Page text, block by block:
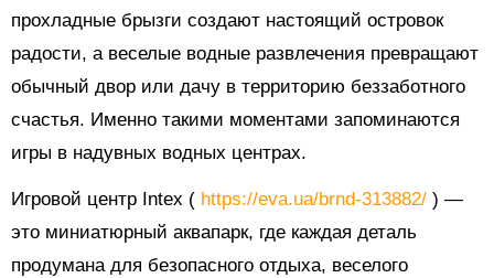
прохладные брызги создают настоящий островок
радости, а веселые водные развлечения превращают
обычный двор или дачу в территорию беззаботного
счастья. Именно такими моментами запоминаются
игры в надувных водных центрах.
Игровой центр Intex ( https://eva.ua/brnd-313882/ ) —
это миниатюрный аквапарк, где каждая деталь
продумана для безопасного отдыха, веселого